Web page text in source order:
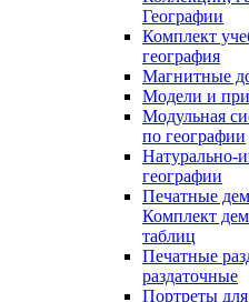
Географии
Комплект
география
Магнитные
Модели и
Модульная
по географии
Натурально-
географии
Печатные
Комплект
таблиц
Печатные
раздаточные
Портреты